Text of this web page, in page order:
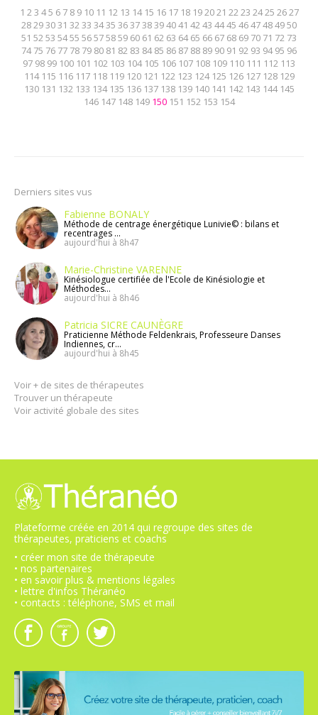
1 23 45 6 7 8 9 10 11 12 13 14 15 16 17 18 192021 2223 2425 2627
28293031 3233 3435 363738394041 4243 4445 4647484950
51 5253 5455 56575859 60 61 62 63 64 65 66 67 68 69 70 71 72 73
74 75 76 77 78 79 80 81 82 83 84 85 86 87 88 89 90 91 92 93 94 95 96
97 98 99 100 101 102 103 104 105 106 107 108 109 110 111 112 113
114 115 116 117 118 119 120 121 122 123 124 125 126 127 128 129
130 131 132 133 134 135 136 137 138 139 140 141 142 143 144 145
146 147 148 149150 151 152 153 154
Derniers sites vus
Fabienne BONALY
Méthode de centrage énergétique Lunivie© : bilans et
recentrages ...
aujourd'hui à 8h47
Marie-Christine VARENNE
Kinésiologue certifiée de l'Ecole de Kinésiologie et
Méthodes...
aujourd'hui à 8h46
Patricia SICRE CAUNÈGRE
Praticienne Méthode Feldenkrais, Professeure Danses
Indiennes, cr...
aujourd'hui à 8h45
Voir + de sites de thérapeutes
Trouver un thérapeute
Voir activité globale des sites
Plateforme créée en 2014 qui regroupe des sites de
thérapeutes, praticiens et coachs
• créer mon site de thérapeute
• nos partenaires
• en savoir plus & mentions légales
• lettre d'infos Théranéo
• contacts : téléphone, SMS et mail